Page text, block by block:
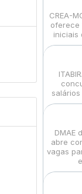
CREA-
oferece
iniciais
DMAE
abre
vagas